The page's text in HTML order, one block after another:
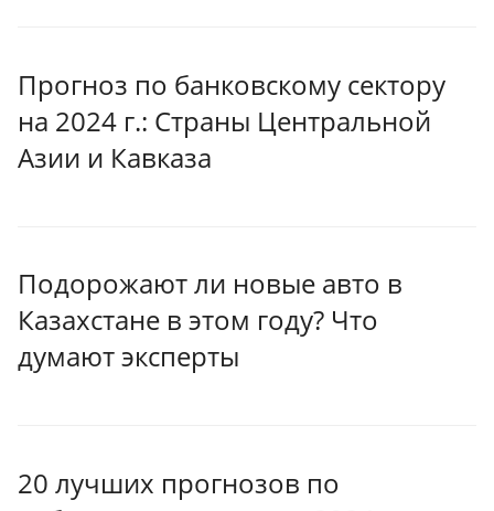
Прогноз по банковскому сектору
на 2024 г.: Страны Центральной
Азии и Кавказа
Подорожают ли новые авто в
Казахстане в этом году? Что
думают эксперты
20 лучших прогнозов по